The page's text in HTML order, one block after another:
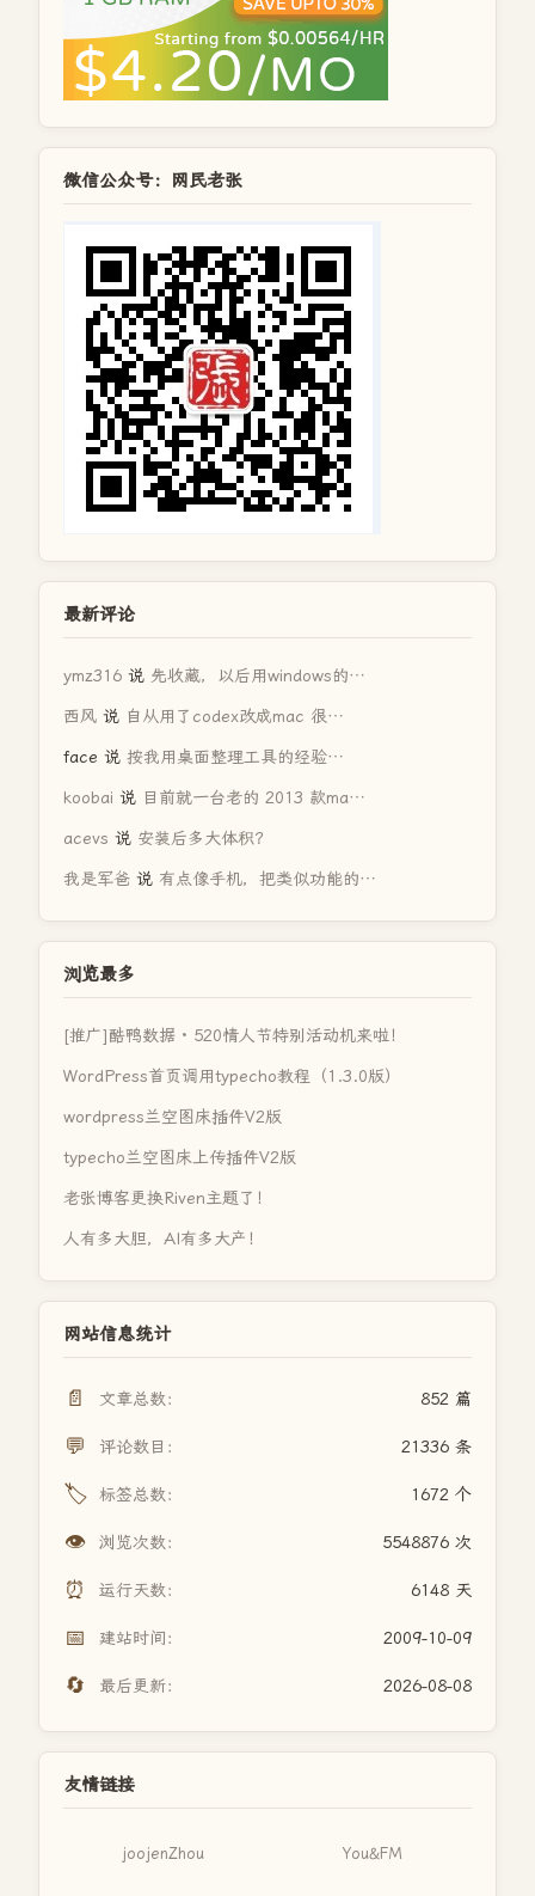
微信公众号：网民老张
最新评论
ymz316 说 先收藏，以后用windows的…
西风 说 自从用了codex改成mac 很…
face 说 按我用桌面整理工具的经验…
koobai 说 目前就一台老的 2013 款ma…
acevs 说 安装后多大体积？
我是军爸 说 有点像手机，把类似功能的…
浏览最多
[推广]酷鸭数据 · 520情人节特别活动机来啦！
WordPress首页调用typecho教程（1.3.0版）
wordpress兰空图床插件V2版
typecho兰空图床上传插件V2版
老张博客更换Riven主题了！
人有多大胆，AI有多大产！
网站信息统计
📄 文章总数： 852 篇
💬 评论数目： 21336 条
🏷️ 标签总数： 1672 个
👁️ 浏览次数： 5548876 次
⏰ 运行天数： 6148 天
📅 建站时间： 2009-10-09
🔄 最后更新： 2026-08-08
友情链接
joojenZhou You&FM